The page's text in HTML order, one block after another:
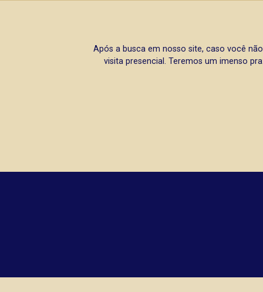
Após a busca em nosso site, caso você
visita presencial. Teremos um imenso